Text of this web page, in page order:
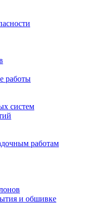
работы
систем
работам
и обшивке